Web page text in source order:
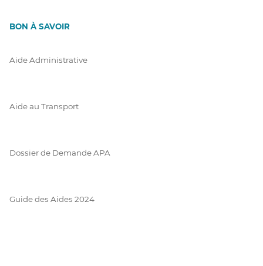
BON À SAVOIR
Aide Administrative
Aide au Transport
Dossier de Demande APA
Guide des Aides 2024